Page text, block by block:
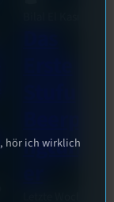
ngturni
hör ich wirklich